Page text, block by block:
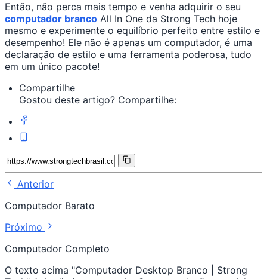
Então, não perca mais tempo e venha adquirir o seu
computador branco All In One da Strong Tech hoje
mesmo e experimente o equilíbrio perfeito entre estilo e
desempenho! Ele não é apenas um computador, é uma
declaração de estilo e uma ferramenta poderosa, tudo
em um único pacote!
Compartilhe
Gostou deste artigo? Compartilhe:
Anterior
Computador Barato
Próximo
Computador Completo
O texto acima "Computador Desktop Branco | Strong